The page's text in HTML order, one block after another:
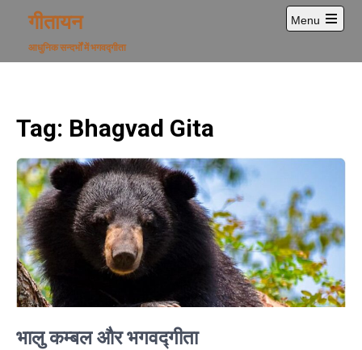
content
गीतायन
आधुनिक सन्दर्भों में भगवद्गीता
Menu
Open
Tag: Bhagvad Gita
भालु कम्बल और भगवद्गीता